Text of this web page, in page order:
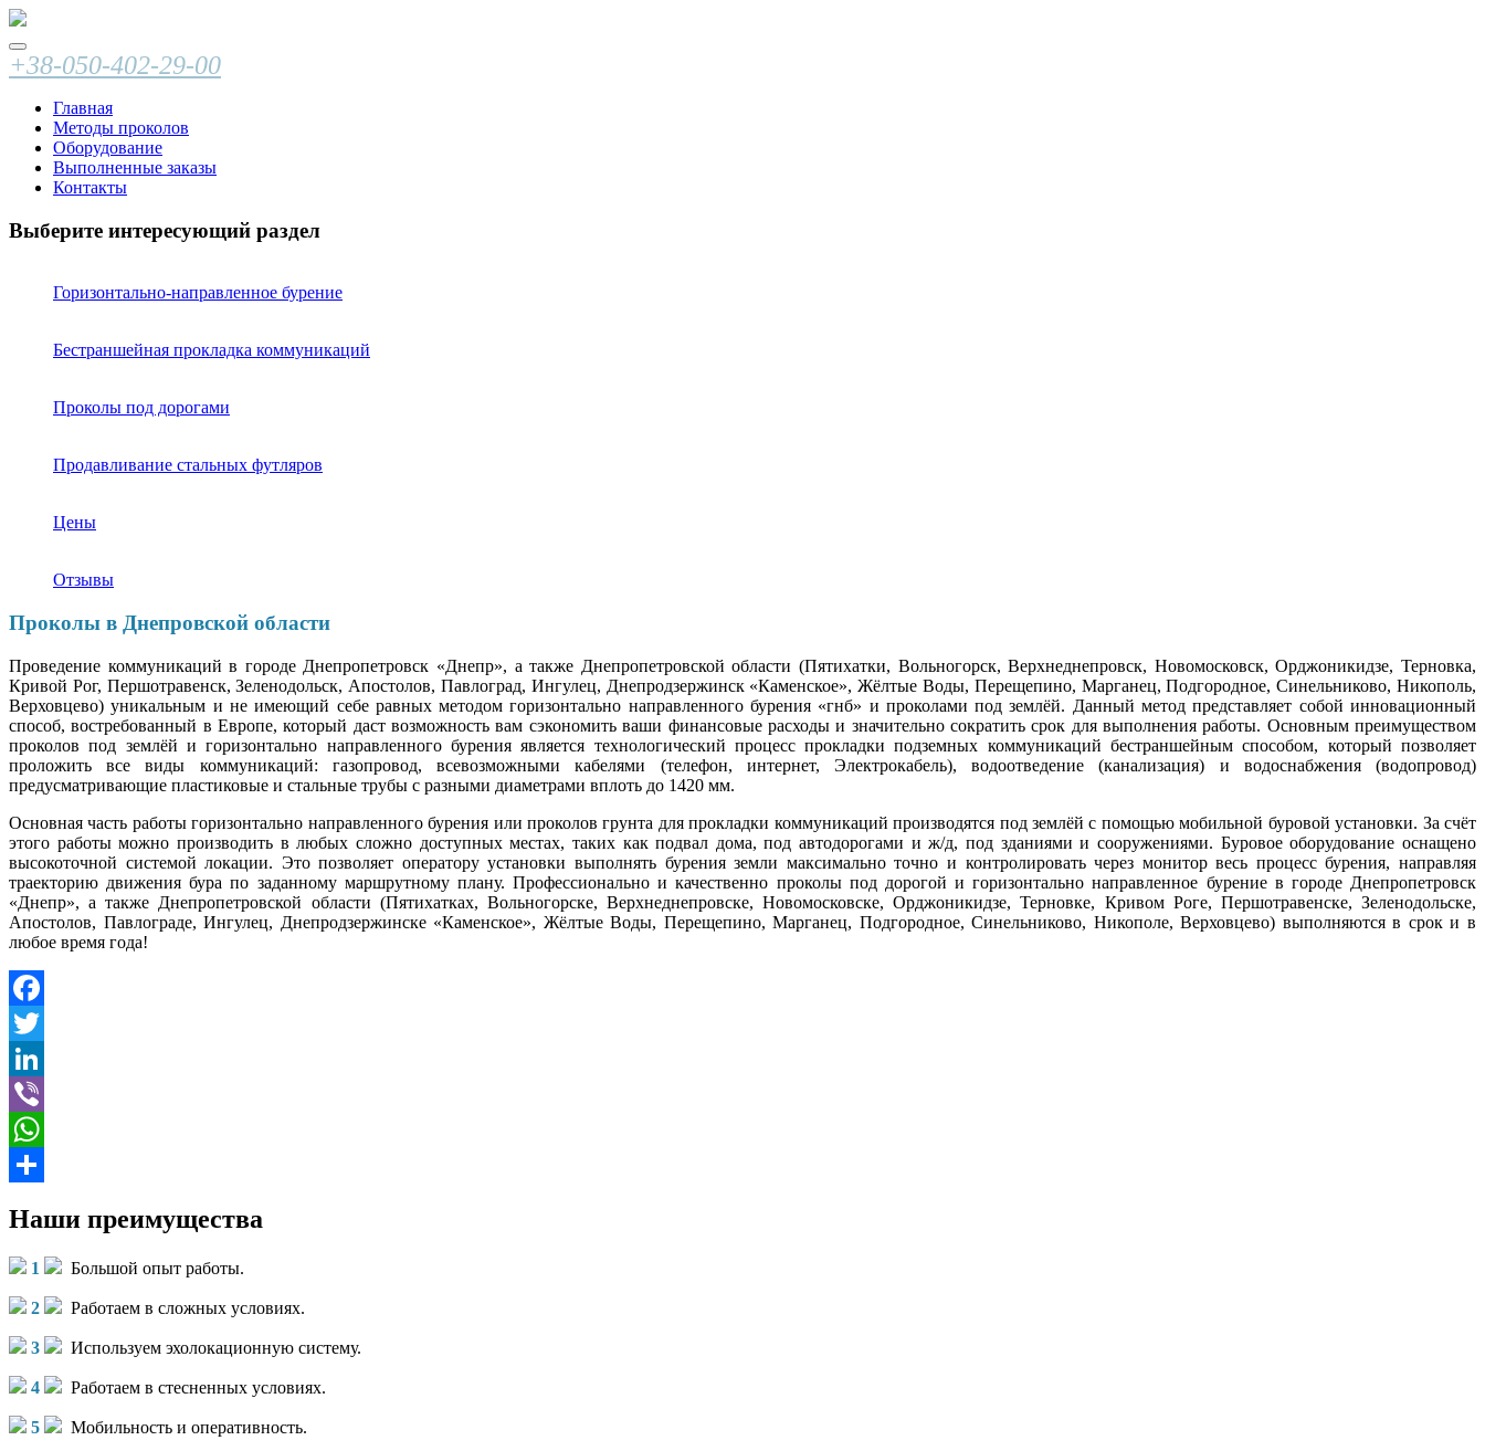
+38-050-402-29-00
Главная
Методы проколов
Оборудование
Выполненные заказы
Контакты
Выберите интересующий раздел
Горизонтально-направленное бурение
Бестраншейная прокладка коммуникаций
Проколы под дорогами
Продавливание стальных футляров
Цены
Отзывы
Проколы в Днепровской области
Проведение коммуникаций в городе Днепропетровск «Днепр», а также Днепропетровской области (Пятихатки, Вольногорск, Верхнеднепровск, Новомосковск, Орджоникидзе, Терновка,
Кривой Рог, Першотравенск, Зеленодольск, Апостолов, Павлоград, Ингулец, Днепродзержинск «Каменское», Жёлтые Воды, Перещепино, Марганец, Подгородное, Синельниково, Никополь,
Верховцево) уникальным и не имеющий себе равных методом горизонтально направленного бурения «гнб» и проколами под землёй. Данный метод представляет собой инновационный
способ, востребованный в Европе, который даст возможность вам сэкономить ваши финансовые расходы и значительно сократить срок для выполнения работы. Основным преимуществом
проколов под землёй и горизонтально направленного бурения является технологический процесс прокладки подземных коммуникаций бестраншейным способом, который позволяет
проложить все виды коммуникаций: газопровод, всевозможными кабелями (телефон, интернет, Электрокабель), водоотведение (канализация) и водоснабжения (водопровод)
предусматривающие пластиковые и стальные трубы с разными диаметрами вплоть до 1420 мм.
Основная часть работы горизонтально направленного бурения или проколов грунта для прокладки коммуникаций производятся под землёй с помощью мобильной буровой установки. За счёт
этого работы можно производить в любых сложно доступных местах, таких как подвал дома, под автодорогами и ж/д, под зданиями и сооружениями. Буровое оборудование оснащено
высокоточной системой локации. Это позволяет оператору установки выполнять бурения земли максимально точно и контролировать через монитор весь процесс бурения, направляя
траекторию движения бура по заданному маршрутному плану. Профессионально и качественно проколы под дорогой и горизонтально направленное бурение в городе Днепропетровск
«Днепр», а также Днепропетровской области (Пятихатках, Вольногорске, Верхнеднепровске, Новомосковске, Орджоникидзе, Терновке, Кривом Роге, Першотравенске, Зеленодольске,
Апостолов, Павлограде, Ингулец, Днепродзержинске «Каменское», Жёлтые Воды, Перещепино, Марганец, Подгородное, Синельниково, Никополе, Верховцево) выполняются в срок и в
любое время года!
Facebook
Twitter
LinkedIn
Viber
WhatsApp
Наши преимущества
1 Большой опыт работы.
2 Работаем в сложных условиях.
3 Используем эхолокационную систему.
4 Работаем в стесненных условиях.
5 Мобильность и оперативность.